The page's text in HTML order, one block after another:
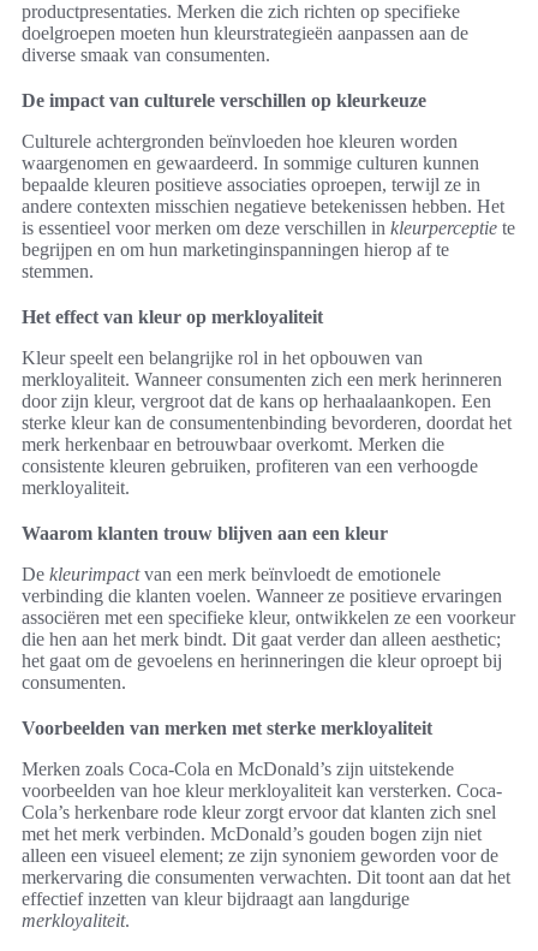
productpresentaties. Merken die zich richten op specifieke
doelgroepen moeten hun kleurstrategieën aanpassen aan de
diverse smaak van consumenten.
De impact van culturele verschillen op kleurkeuze
Culturele achtergronden beïnvloeden hoe kleuren worden
waargenomen en gewaardeerd. In sommige culturen kunnen
bepaalde kleuren positieve associaties oproepen, terwijl ze in
andere contexten misschien negatieve betekenissen hebben. Het
is essentieel voor merken om deze verschillen in kleurperceptie te
begrijpen en om hun marketinginspanningen hierop af te
stemmen.
Het effect van kleur op merkloyaliteit
Kleur speelt een belangrijke rol in het opbouwen van
merkloyaliteit. Wanneer consumenten zich een merk herinneren
door zijn kleur, vergroot dat de kans op herhaalaankopen. Een
sterke kleur kan de consumentenbinding bevorderen, doordat het
merk herkenbaar en betrouwbaar overkomt. Merken die
consistente kleuren gebruiken, profiteren van een verhoogde
merkloyaliteit.
Waarom klanten trouw blijven aan een kleur
De kleurimpactvan een merk beïnvloedt de emotionele
verbinding die klanten voelen. Wanneer ze positieve ervaringen
associëren met een specifieke kleur, ontwikkelen ze een voorkeur
die hen aan het merk bindt. Dit gaat verder dan alleen aesthetic;
het gaat om de gevoelens en herinneringen die kleur oproept bij
consumenten.
Voorbeelden van merken met sterke merkloyaliteit
Merken zoals Coca-Cola en McDonald’s zijn uitstekende
voorbeelden van hoe kleur merkloyaliteit kan versterken. Coca-
Cola’s herkenbare rode kleur zorgt ervoor dat klanten zich snel
met het merk verbinden. McDonald’s gouden bogen zijn niet
alleen een visueel element; ze zijn synoniem geworden voor de
merkervaring die consumenten verwachten. Dit toont aan dat het
effectief inzetten van kleur bijdraagt aan langdurige
merkloyaliteit.